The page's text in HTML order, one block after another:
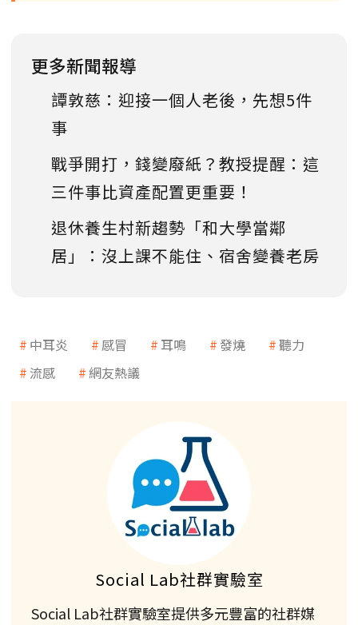
更多新聞報導
譚敦慈：迎接一個人老後，先想5件
事
戰爭開打，錢變廢紙？教授提醒：這
三件事比資產配置更重要！
退休養生村新趨勢「和大學當鄰
居」：沒上課不能住、宿舍變養老房
中耳炎 感冒 耳鳴 發燒
聽力
流感
網友熱議
Social Lab社群實驗室
Social Lab社群實驗室提供多元豐富的社群媒